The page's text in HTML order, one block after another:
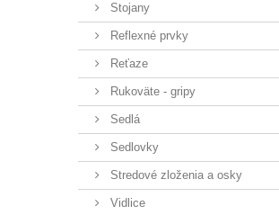
Stojany
Reflexné prvky
Reťaze
Rukoväte - gripy
Sedlá
Sedlovky
Stredové zloženia a osky
Vidlice